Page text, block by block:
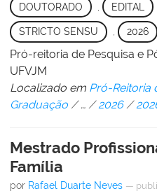
DOUTORADO EDITAL
STRICTO SENSU , 2026
Pró-reitoria de Pesquisa e
UFVJM
Localizado em Pró-Reitoria
Graduação /… /2026 /
Mestrado
Família
por Rafael Duarte Neves —